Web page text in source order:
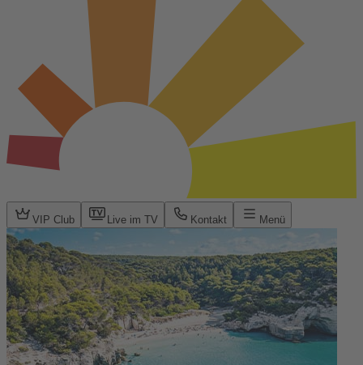
VIP Club Live im TV Kontakt Menü